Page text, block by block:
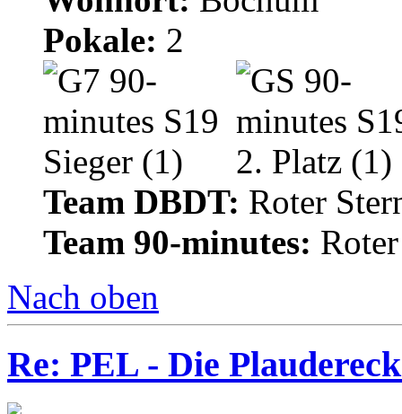
Pokale: 2
Team DBDT: Roter
Team 90-minutes:
Nach oben
Re: PEL - Die